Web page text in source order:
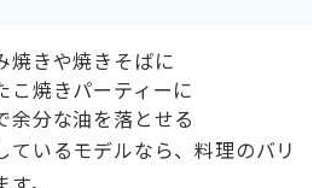
焼きや焼きそばに
こ焼きパーティーに
余分な油を落とせる
ているモデルなら、料理のバリ